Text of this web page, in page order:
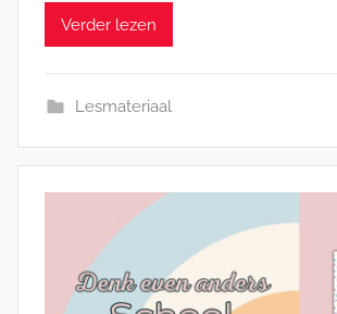
Verder lezen
Lesmateriaal